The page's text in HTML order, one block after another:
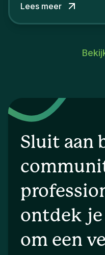
Lees meer
Sluit aan
ontdek
om een